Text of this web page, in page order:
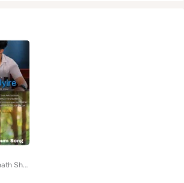
SanMozart Musics Sanath Shan feat. Ashwin Prabhu KS